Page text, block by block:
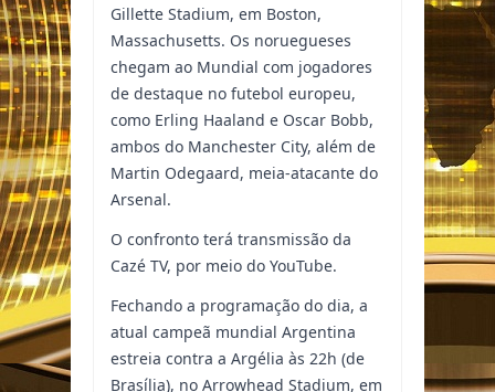
Gillette Stadium, em Boston,
Massachusetts. Os noruegueses
chegam ao Mundial com jogadores
de destaque no futebol europeu,
como Erling Haaland e Oscar Bobb,
ambos do Manchester City, além de
Martin Odegaard, meia-atacante do
Arsenal.
O confronto terá transmissão da
Cazé TV, por meio do YouTube.
Fechando a programação do dia, a
atual campeã mundial Argentina
estreia contra a Argélia às 22h (de
Brasília), no Arrowhead Stadium, em